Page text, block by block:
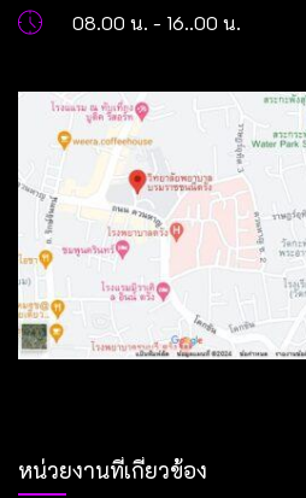
08.00 น. - 16..00 น.
หน่วยงานที่เกี่ยวข้อง